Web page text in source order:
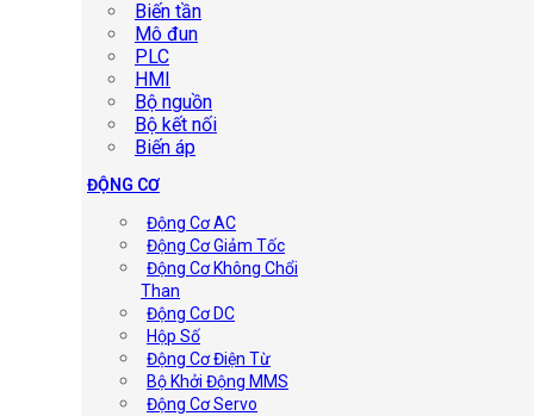
Biến tần
Mô đun
PLC
HMI
Bộ nguồn
Bộ kết nối
Biến áp
ĐỘNG CƠ
Động Cơ AC
Động Cơ Giảm Tốc
Động Cơ Không Chổi
Than
Động Cơ DC
Hộp Số
Động Cơ Điện Từ
Bộ Khởi Động MMS
Động Cơ Servo